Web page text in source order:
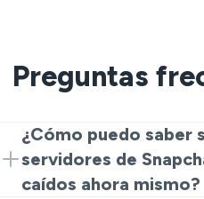
Preguntas
¿Cómo puedo saber
servidores de
caídos ahora mismo?